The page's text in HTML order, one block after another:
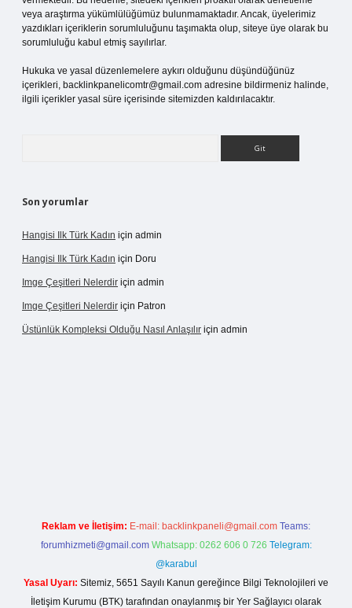
veya araştırma yükümlülüğümüz bulunmamaktadır. Ancak, üyelerimiz
yazdıkları içeriklerin sorumluluğunu taşımakta olup, siteye üye olarak bu
sorumluluğu kabul etmiş sayılırlar.
Hukuka ve yasal düzenlemelere aykırı olduğunu düşündüğünüz
içerikleri, backlinkpanelicomtr@gmail.com adresine bildirmeniz halinde,
ilgili içerikler yasal süre içerisinde sitemizden kaldırılacaktır.
Son yorumlar
Hangisi Ilk Türk Kadın için admin
Hangisi Ilk Türk Kadın için Doru
Imge Çeşitleri Nelerdir için admin
Imge Çeşitleri Nelerdir için Patron
Üstünlük Kompleksi Olduğu Nasıl Anlaşılır için admin
Reklam ve İletişim: E-mail: backlinkpaneli@gmail.com Teams:
forumhizmeti@gmail.com Whatsapp: 0262 606 0 726 Telegram:
@karabul
Yasal Uyarı: Sitemiz, 5651 Sayılı Kanun gereğince Bilgi Teknolojileri ve
İletişim Kurumu (BTK) tarafından onaylanmış bir Yer Sağlayıcı olarak